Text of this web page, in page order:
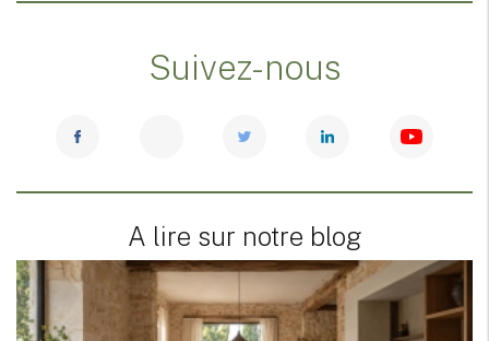
Suivez-nous
A lire sur notre blog